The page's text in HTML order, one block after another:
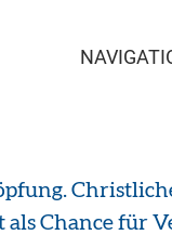
als Chance für